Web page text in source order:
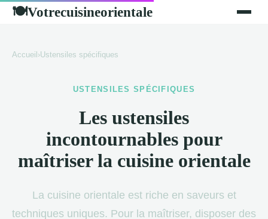
🍽Votrecuisineorientale
Accueil ›Ustensiles spécifiques
USTENSILES SPÉCIFIQUES
Les ustensiles
incontournables pour
maîtriser la cuisine orientale
La cuisine orientale est riche en saveurs et
techniques uniques. Pour la maîtriser, disposer des